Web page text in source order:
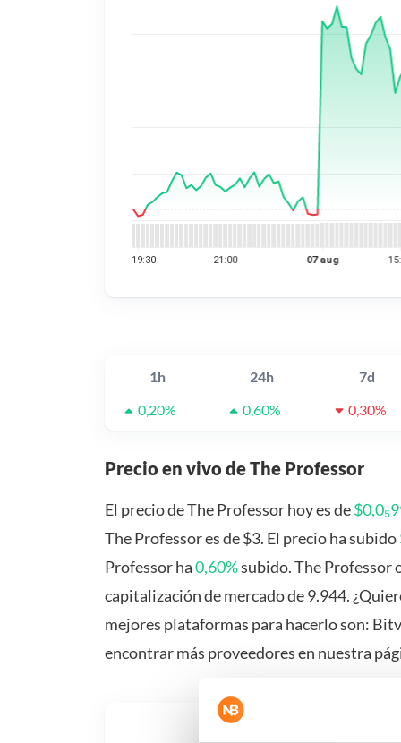
1h 24h 7d
0,20%
0,60% 0,30%
Precio en vivo de The Professor
El precio de The Professor hoy es de
The Professor es de $3. El precio ha subido
Professor ha0,60%subido. The Professor
capitalización de mercado de 9.944.
mejores plataformas para hacerlo son:
encontrar más proveedores en nuestra